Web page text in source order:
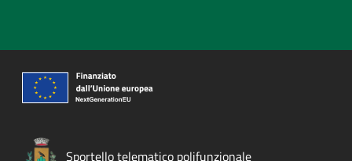
Sportello telematico polifunzionale